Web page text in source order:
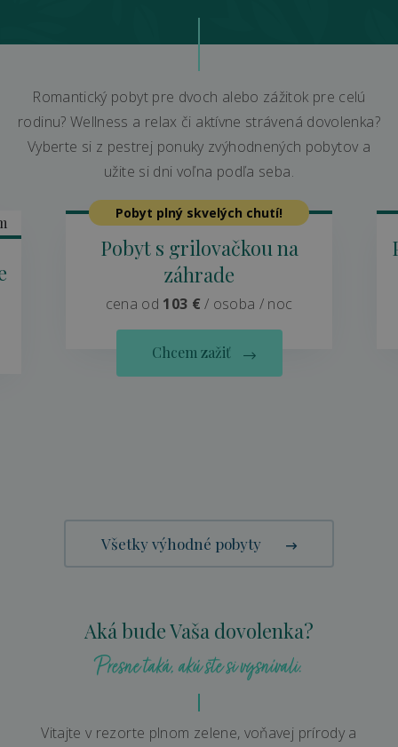
Romantický pobyt pre dvoch alebo zážitok pre celú
rodinu? Wellness a relax či aktívne strávená dovolenka?
Vyberte si z pestrej ponuky zvýhodnených pobytov a
užite si dni voľna podľa seba.
Pobyt plný skvelých chutí!
Pobyt s grilovačkou na
záhrade
cena od 103 € / osoba / noc
Chcem zažiť
Všetky výhodné pobyty
Aká bude Vaša dovolenka?
Presne taká, akú ste si vysnívali.
Vitajte v rezorte plnom zelene, voňavej prírody a